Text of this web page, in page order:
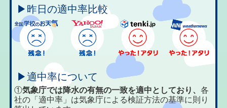
▶昨日の適中率比較
▶適中率について
①気象庁では降水の有無の一致を適中としており、各
社の「適中率」は気象庁による検証方法の基準に則り